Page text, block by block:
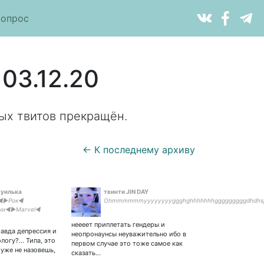
твитов прекращён.
← К последнему архиву
к Реборну
депрессия и
Типа, это
не назовешь,
твинти JIN DAY
неееет приплетать гендеры и
неопронаунсы неуважительно ибо в
первом случае это тоже самое как
сказать…